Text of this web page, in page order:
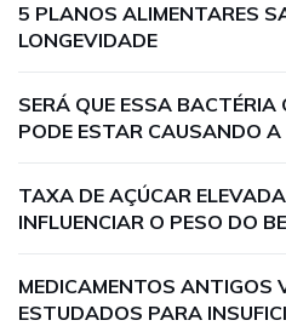
5 PLANOS ALIMENTARES
LONGEVIDADE
SERÁ QUE ESSA BACTÉRIA
PODE ESTAR CAUSANDO A
TAXA DE AÇÚCAR
INFLUENCIAR O PESO DO
MEDICAMENTOS ANTIGOS
ESTUDADOS PARA